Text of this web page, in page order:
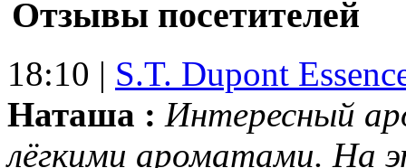
Отзывы посетителей
18:10 | S.T. Dupont
Наташа : Интересный
лёгкими ароматами. На